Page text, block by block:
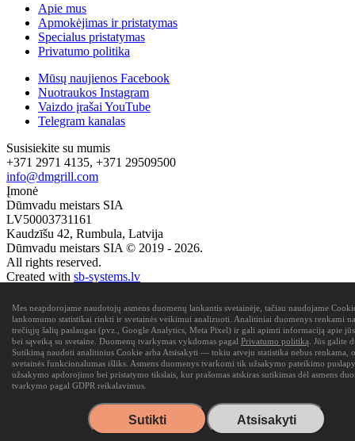
Apie mus
Apmokėjimas ir pristatymas
Specialus pristatymas
Privatumo politika
Mūsų naujienos Facebook
Nuotraukos Instagram
Vaizdo įrašai YouTube
Telegram kanalas
Susisiekite su mumis
+371 2971 4135, +371 29509500
info@dmgrill.com
Įmonė
Dūmvadu meistars SIA
LV50003731161
Kaudzīšu 42, Rumbula, Latvija
Dūmvadu meistars SIA © 2019 - 2026.
All rights reserved.
Created with sb-systems.lv
Mes neapdorojame naudotojų asmens duomenų lankantis svetainėje, tačiau naudojame
lankomumo statistikai rinkti ir svetainės veikimui analizuoti. Analitiniai duomenys renkami
trečiųjų šalių paslaugas (pvz., Google Analytics, Meta Pixel) ir gali apimti informaciją apie
bei sąveiką su svetaine. Duomenų tvarkymas vykdomas pagal Privatumo politiką . Jūs galite
Sutikimą naudoti analitinius Cookie arba Atsisakyti — tokiu atveju statistika nebus renkama,
svetainės funkcionalumas išliks. Asmens duomenys tvarkomi tik užsakymo pateikimo
užsakymo apdorojimo bei pristatymo tikslais, kur prašomas atskiras sutikimas dėl asmens
tvarkymo pagal GDPR reikalavimus.
Sutikti Atsisakyti